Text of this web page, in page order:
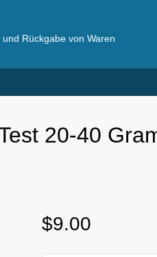
und Rückgabe von Waren
20-40
$9.00